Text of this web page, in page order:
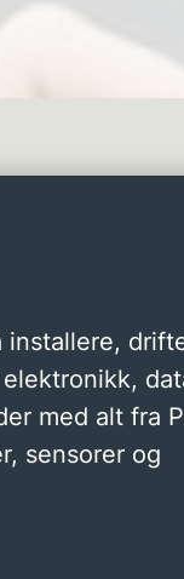
installere,
med alt fra
sensorer og